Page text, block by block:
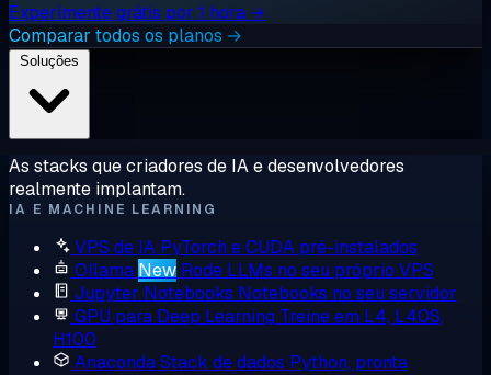
Experimente grátis por 1 hora →
Comparar todos os planos →
As stacks que criadores de IA e desenvolvedores
realmente implantam.
IA E MACHINE LEARNING
VPS de IA PyTorch e CUDA pré-instalados
Ollama New Rode LLMs no seu próprio VPS
Jupyter Notebooks Notebooks no seu servidor
GPU para Deep Learning Treine em L4, L40S,
H100
AnacondaStack de dados Python, pronta